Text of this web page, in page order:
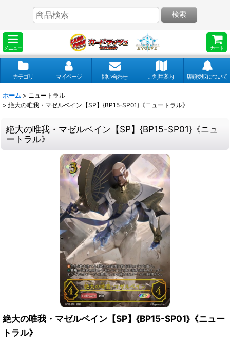
メニュー カート
検索
カテゴリ マイページ 問い合わせ ご利用案内 店頭受取について
ホーム > ニュートラル
> 絶大の唯我・マゼルベイン【SP】{BP15-SP01}《ニュートラル》
絶大の唯我・マゼルベイン【SP】{BP15-SP01}《ニュ
ートラル》
絶大の唯我・マゼルベイン【SP】{BP15-SP01}《ニュー
トラル》